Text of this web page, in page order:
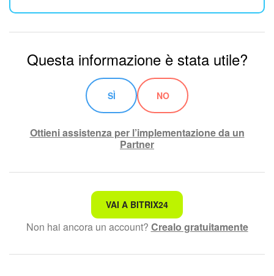
Questa informazione è stata utile?
SÌ NO
Ottieni assistenza per l’implementazione da un
Partner
Non è quello che sto cercando.
Testo complesso e incomprensibile
Le informazioni sono obsolete.
VAI A BITRIX24
Non hai ancora un account? Crealo gratuitamente